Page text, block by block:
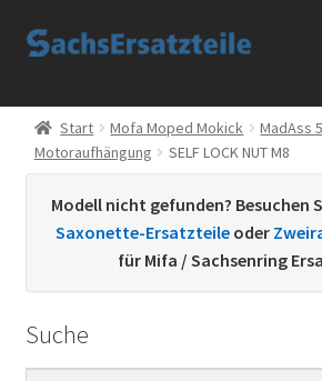
Zur
Zum
Start
AGB
Datenschutzerklärung
Kontakt
Start Mofa Moped Mokick
MadAss
Motoraufhängung
SELF LOCK NUT M8
Modell nicht gefunden? Besuchen
Saxonette-Ersatzteile oder
für Mifa / Sachsenring
Suche